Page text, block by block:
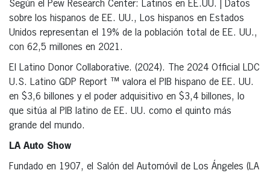
Según el Pew Research Center: Latinos en EE.UU. | Datos
sobre los hispanos de EE. UU., Los hispanos en Estados
Unidos representan el 19% de la población total de EE. UU.,
con 62,5 millones en 2021.
El Latino Donor Collaborative. (2024). The 2024 Official LDC
U.S. Latino GDP Report ™ valora el PIB hispano de EE. UU.
en $3,6 billones y el poder adquisitivo en $3,4 billones, lo
que sitúa al PIB latino de EE. UU. como el quinto más
grande del mundo.
LA Auto Show
Fundado en 1907, el Salón del Automóvil de Los Ángeles (LA